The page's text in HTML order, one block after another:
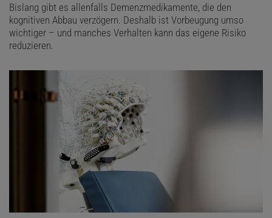
Bislang gibt es allenfalls Demenzmedikamente, die den
kognitiven Abbau verzögern. Deshalb ist Vorbeugung umso
wichtiger – und manches Verhalten kann das eigene Risiko
reduzieren.